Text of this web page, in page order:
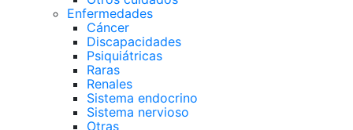
Enfermedades
Cáncer
Discapacidades
Psiquiátricas
Raras
Renales
Sistema endocrino
Sistema nervioso
Otras